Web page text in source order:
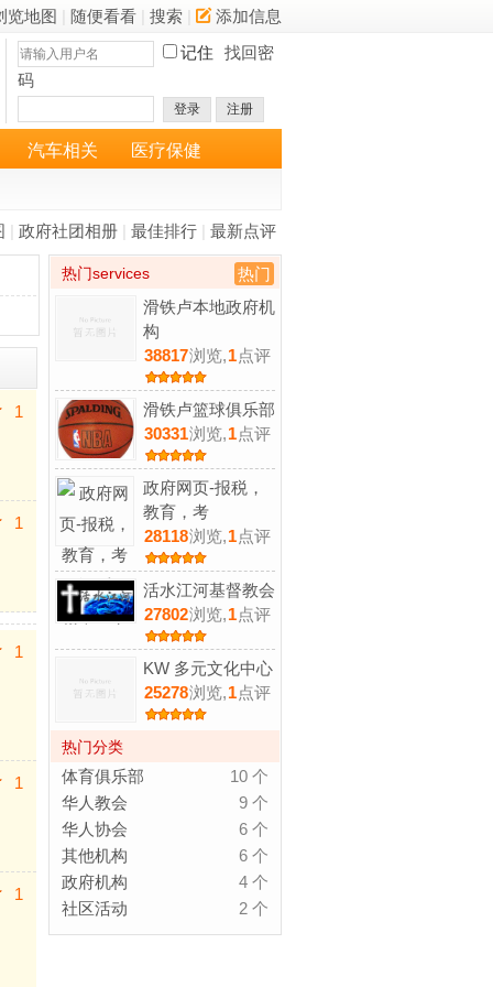
览地图 随便看看 搜索 添加信息
记住
找回密
码
登录 注册
汽车相关 医疗保健
政府社团相册 最佳排行 最新点评
1
1
1
1
1
热门
热门services
滑铁卢本地政府机
构
38817浏览,1点评
滑铁卢篮球俱乐部
30331浏览,1点评
政府网页-报税，
教育，考
28118浏览,1点评
活水江河基督教会
27802浏览,1点评
KW 多元文化中心
25278浏览,1点评
热门分类
10 个
体育俱乐部
9 个
华人教会
6 个
华人协会
6 个
其他机构
4 个
政府机构
2 个
社区活动